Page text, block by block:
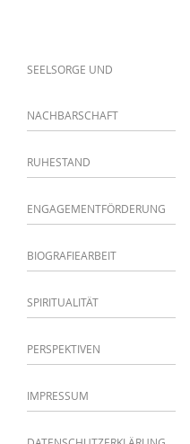
SEELSORGE UND
NACHBARSCHAFT
RUHESTAND
ENGAGEMENTFÖRDERUNG
BIOGRAFIEARBEIT
SPIRITUALITÄT
PERSPEKTIVEN
IMPRESSUM